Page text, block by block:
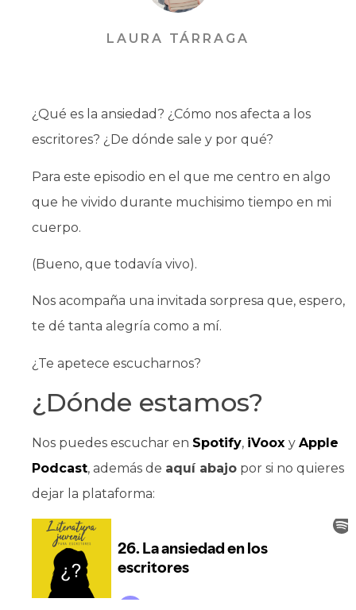
LAURA TÁRRAGA
¿Qué es la ansiedad? ¿Cómo nos afecta a los
escritores? ¿De dónde sale y por qué?
Para este episodio en el que me centro en algo
que he vivido durante muchisimo tiempo en mi
cuerpo.
(Bueno, que todavía vivo).
Nos acompaña una invitada sorpresa que, espero,
te dé tanta alegría como a mí.
¿Te apetece escucharnos?
¿Dónde estamos?
Nos puedes escuchar en Spotify, iVoox y Apple
Podcast, además de aquí abajo por si no quieres
dejar la plataforma: